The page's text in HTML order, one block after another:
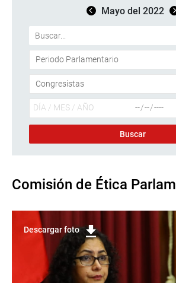
Mayo del 2022
Comisión de Ética
Descargar foto